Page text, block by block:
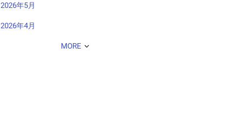
2026年5月
2026年4月
MORE